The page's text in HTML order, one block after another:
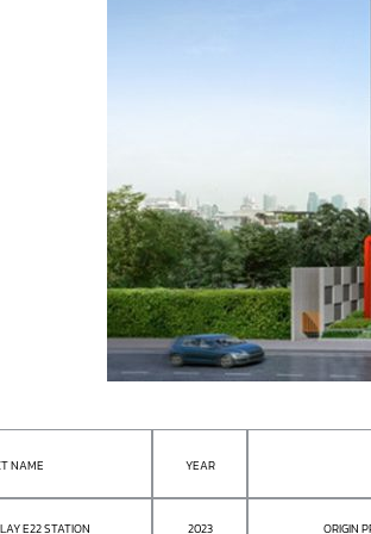
NAME YEAR
E22 STATION 2023 ORIGIN